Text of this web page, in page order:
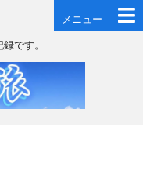
メニュー
です。